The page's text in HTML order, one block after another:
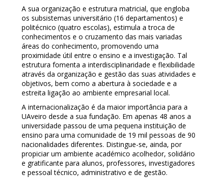
A sua organização e estrutura matricial, que engloba
os subsistemas universitário (16 departamentos) e
politécnico (quatro escolas), estimula a troca de
conhecimentos e o cruzamento das mais variadas
áreas do conhecimento, promovendo uma
proximidade útil entre o ensino e a investigação. Tal
estrutura fomenta a interdisciplinaridade e flexibilidade
através da organização e gestão das suas atividades e
objetivos, bem como a abertura à sociedade e a
estreita ligação ao ambiente empresarial local.
A internacionalização é da maior importância para a
UAveiro desde a sua fundação. Em apenas 48 anos a
universidade passou de uma pequena instituição de
ensino para uma comunidade de 19 mil pessoas de 90
nacionalidades diferentes. Distingue-se, ainda, por
propiciar um ambiente académico acolhedor, solidário
e gratificante para alunos, professores, investigadores
e pessoal técnico, administrativo e de gestão.